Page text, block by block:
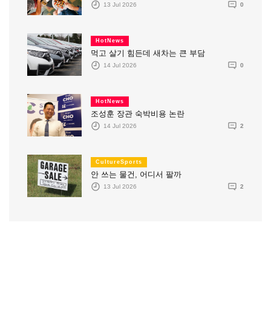
13 Jul 2026 0
HotNews
먹고 살기 힘든데 새차는 큰 부담
14 Jul 2026 0
HotNews
조성훈 장관 숙박비용 논란
14 Jul 2026 2
CultureSports
안 쓰는 물건, 어디서 팔까
13 Jul 2026 2